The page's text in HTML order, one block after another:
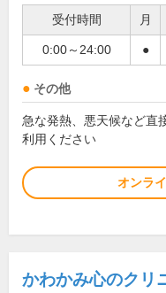
受付時間 月
0:00～24:00 ●
その他
急な発熱、悪天候など直
利用ください
オンラ
かわかみ心のクリ